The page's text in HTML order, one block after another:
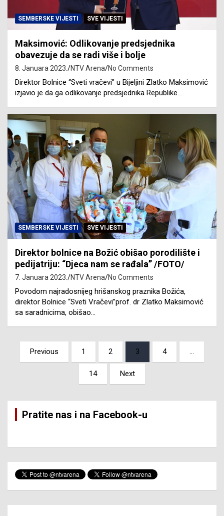
SEMBERSKE VIJESTI SVE VIJESTI
Maksimović: Odlikovanje predsjednika
obavezuje da se radi više i bolje
8. Januara 2023. NTV Arena No Comments
Direktor Bolnice “Sveti vračevi” u Bijeljini Zlatko Maksimović
izjavio je da ga odlikovanje predsjednika Republike…
SEMBERSKE VIJESTI SVE VIJESTI
Direktor bolnice na Božić obišao porodilište i
pedijatriju: “Djeca nam se rađala” /FOTO/
7. Januara 2023. NTV Arena No Comments
Povodom najradosnijeg hrišanskog praznika Božića,
direktor Bolnice “Sveti Vračevi”prof. dr Zlatko Maksimović
sa saradnicima, obišao…
Posts
pagination
Previous 1 2 3 4 …
14 Next
Pratite nas i na Facebook-u